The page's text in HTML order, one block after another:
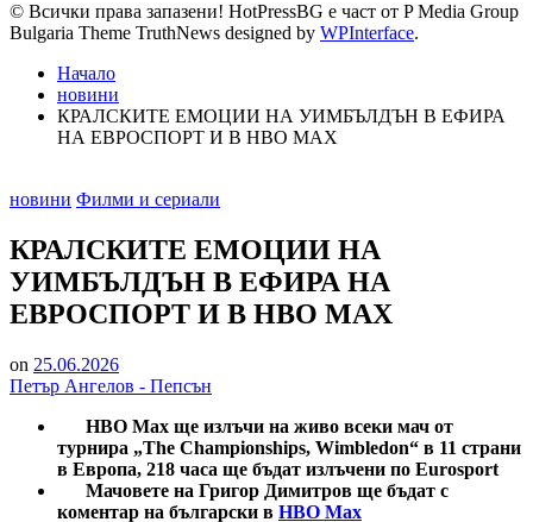
© Всички права запазени! HotPressBG е част от P Media Group
Bulgaria Theme TruthNews designed by WPInterface.
Начало
новини
КРАЛСКИТЕ ЕМОЦИИ НА УИМБЪЛДЪН В ЕФИРА
НА ЕВРОСПОРТ И В НВО МАХ
Posted
новини Филми и сериали
КРАЛСКИТЕ ЕМОЦИИ НА
УИМБЪЛДЪН В ЕФИРА НА
ЕВРОСПОРТ И В НВО МАХ
on 25.06.2026
Петър Ангелов - Пепсън
HBO Max ще излъчи на живо всеки мач от
турнира „The Championships, Wimbledon“ в 11 страни
в Европа, 218 часа ще бъдат излъчени по Eurosport
Мачовете на Григор Димитров ще бъдат с
коментар на български в НВО Мax